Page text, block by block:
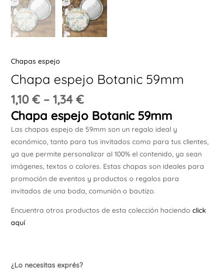
Chapas espejo
Chapa espejo Botanic 59mm
1,10 €– 1,34 €
Chapa espejo Botanic 59mm
Las chapas espejo de 59mm son un regalo ideal y
económico, tanto para tus invitados como para tus clientes,
ya que permite personalizar al 100% el contenido, ya sean
imágenes, textos o colores. Estas chapas son ideales para
promoción de eventos y productos o regalos para
invitados de una boda, comunión o bautizo.
Encuentra otros productos de esta colección haciendo click
aquí
¿Lo necesitas exprés?